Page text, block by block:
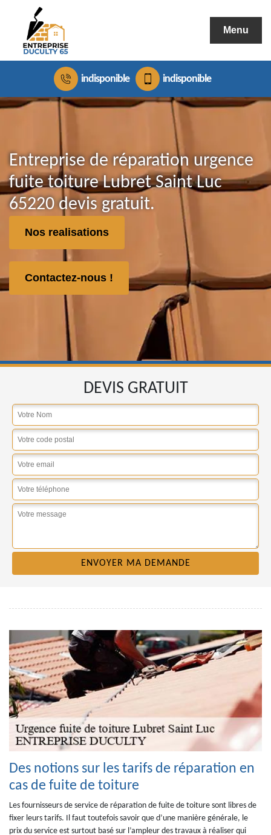
Menu
indisponible indisponible
Entreprise de réparation urgence
fuite toiture Lubret Saint Luc
65220 devis gratuit.
Nos realisations
Contactez-nous !
DEVIS GRATUIT
Des notions sur les tarifs de réparation en
cas de fuite de toiture
Les fournisseurs de service de réparation de fuite de toiture sont libres de
fixer leurs tarifs. Il faut toutefois savoir que d’une manière générale, le
prix du service est surtout basé sur l’ampleur des travaux à réaliser qui